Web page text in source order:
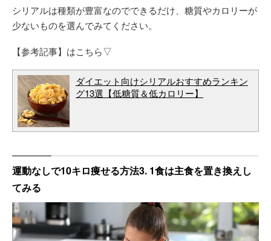
シリアルは種類が豊富なのでできるだけ、糖質やカロリーが
少ないものを選んでみてください。
【参考記事】はこちら▽
ダイエット向けシリアルおすすめランキン
グ13選【低糖質＆低カロリー】
運動なしで10キロ痩せる方法3. 1食は主食を置き換えし
てみる